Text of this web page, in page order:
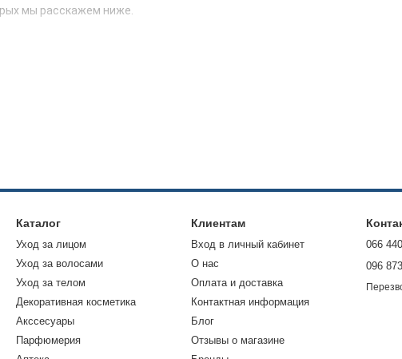
мы расскажем ниже.
видов, каждый из которых подходит определенному типу кожи,
баланса и сохранение влаги;
«антистресс» благодаря главному компоненту ;
коллагена, а значит повышение эластичности;
свежесть, легкое сияние и немедленное избавление от внешне
Каталог
Уход за лицом
Уход за волосами
Уход за телом
Декоративная косметика
Акссесуары
Парфюмерия
Клиентам
Вход в личный кабинет
О нас
Оплата и доставка
Контактная информация
Блог
Отзывы о магазине
066
096